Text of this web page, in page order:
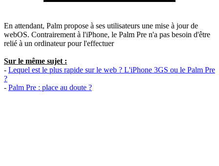
En attendant, Palm propose à ses utilisateurs une mise à jour de
webOS. Contrairement à l'iPhone, le Palm Pre n'a pas besoin d'être
relié à un ordinateur pour l'effectuer
Sur le même sujet :
- Lequel est le plus rapide sur le web ? L'iPhone 3GS ou le Palm Pre
?
- Palm Pre : place au doute ?